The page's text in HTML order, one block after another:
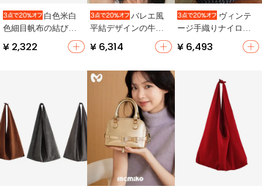
白色米白
色細目帆布の結びバ
ッグ【アートスタイ
ル・ショルダーバッ
¥ 2,322
バレエ風
平結デザインの牛革
製ショルダーバッグ
【斜め掛け・ネック
¥ 6,314
ヴィンテ
ージ手織りナイロン
トートバッグ【大容
量・ハンドバッグ・
¥ 6,493